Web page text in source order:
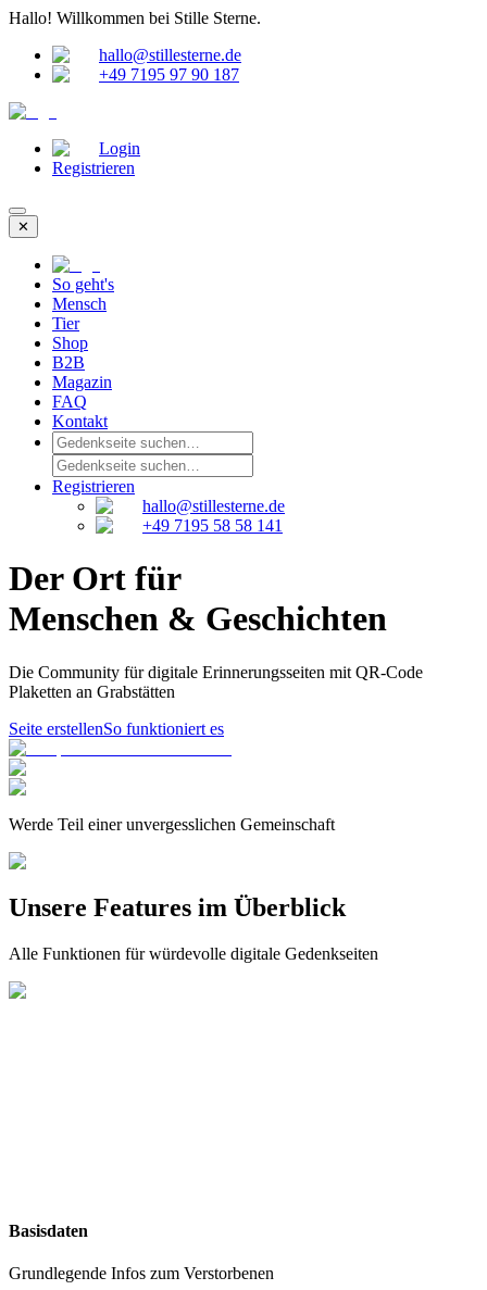
Hallo! Willkommen bei Stille Sterne.
hallo@stillesterne.de
+49 7195 97 90 187
Login
Registrieren
✕
So geht's
Mensch
Tier
Shop
B2B
Magazin
FAQ
Kontakt
Registrieren
hallo@stillesterne.de
+49 7195 58 58 141
Der Ort für
Menschen & Geschichten
Die Community für digitale Erinnerungsseiten mit QR-Code
Plaketten an Grabstätten
Seite erstellenSo funktioniert es
Werde Teil einer unvergesslichen Gemeinschaft
Unsere Features im Überblick
Alle Funktionen für würdevolle digitale Gedenkseiten
Basisdaten
Grundlegende Infos zum Verstorbenen